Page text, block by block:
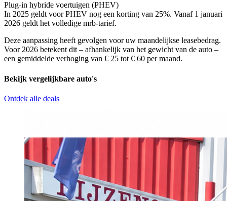
Plug-in hybride voertuigen (PHEV)
In 2025 geldt voor PHEV nog een korting van 25%. Vanaf 1 januari
2026 geldt het volledige mrb-tarief.
Deze aanpassing heeft gevolgen voor uw maandelijkse leasebedrag.
Voor 2026 betekent dit – afhankelijk van het gewicht van de auto –
een gemiddelde verhoging van € 25 tot € 60 per maand.
Bekijk vergelijkbare auto's
Ontdek alle deals